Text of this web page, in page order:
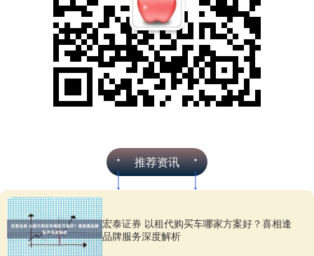
推荐资讯
宏泰证券 以租代购买车哪家方案好？喜相逢
品牌服务深度解析